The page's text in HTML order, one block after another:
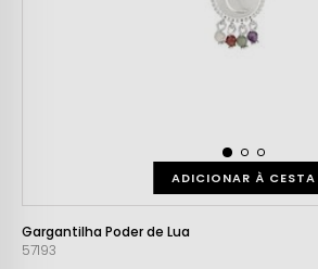
ADICIONAR À CESTA
Gargantilha Poder de Lua
57193